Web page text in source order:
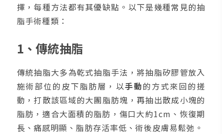
擇，每種方法都有其優缺點。以下是幾種常見的抽
脂手術種類：
1、傳統抽脂
傳統抽脂大多為乾式抽脂手法，將抽脂矽膠管放入
施術部位的皮下脂肪層，以手動的方式來回的搓
動，打散該區域的大團脂肪塊，再抽出散成小塊的
脂肪，適合大面積的脂肪，傷口大約1cm、恢復期
長、痛感明顯、脂肪存活率低、術後皮膚易鬆弛。